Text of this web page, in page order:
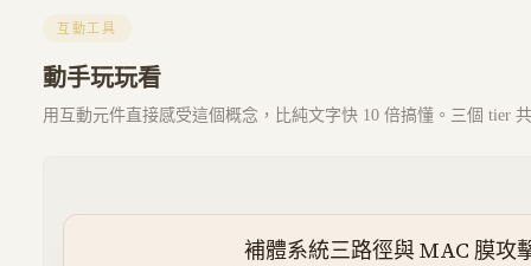
互動工具
動手玩玩看
用互動元件直接感受這個概念，比純文字快 10 倍搞懂。三個 tier
補體系統三路徑與 MAC 膜攻